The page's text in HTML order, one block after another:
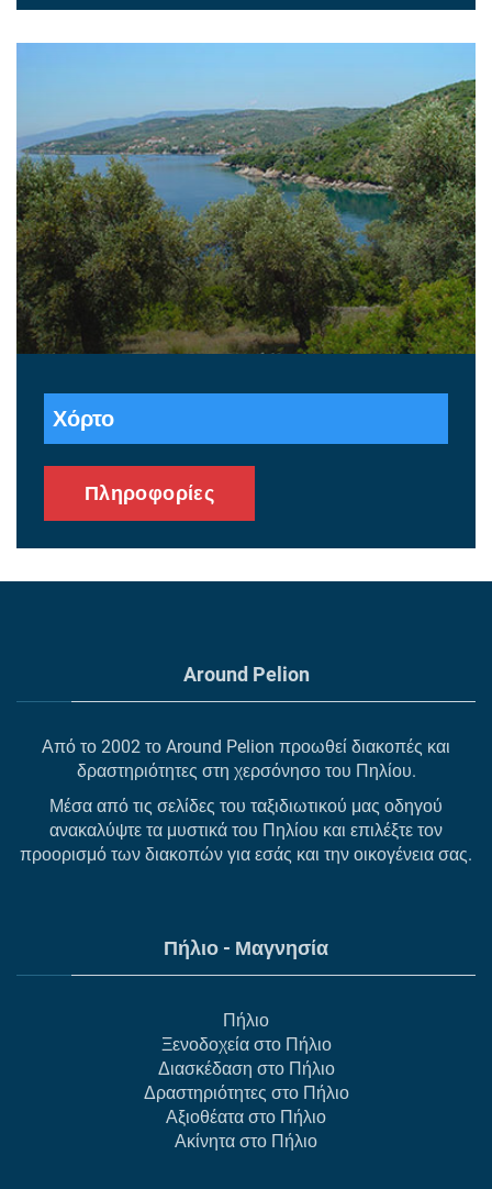
Χόρτο
Πληροφορίες
Around Pelion
Από το 2002 το Around Pelion προωθεί διακοπές και
δραστηριότητες στη χερσόνησο του Πηλίου.
Μέσα από τις σελίδες του ταξιδιωτικού μας οδηγού
ανακαλύψτε τα μυστικά του Πηλίου και επιλέξτε τον
προορισμό των διακοπών για εσάς και την οικογένεια σας.
Πήλιο - Μαγνησία
Πήλιο
Ξενοδοχεία στο Πήλιο
Διασκέδαση στο Πήλιο
Δραστηριότητες στο Πήλιο
Αξιοθέατα στο Πήλιο
Ακίνητα στο Πήλιο